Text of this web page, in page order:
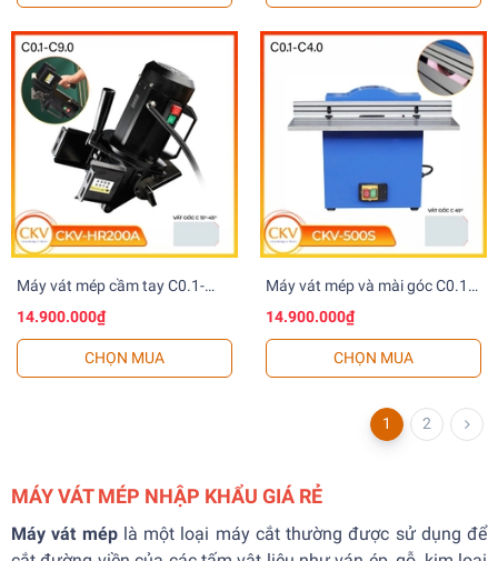
Máy vát mép cầm tay C0.1-
C9.0 CKV-HR200A
14.900.000₫
CHỌN MUA
Máy vát mép và mài góc C0.1-
C4.0 CKV-500S
14.900.000₫
CHỌN MUA
1 2
MÁY VÁT MÉP NHẬP KHẨU GIÁ RẺ
Máy vát méplà một loại máy cắt thường được sử dụng để